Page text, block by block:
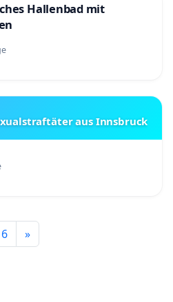
Hallenbad mit
aus Innsbruck
6 »